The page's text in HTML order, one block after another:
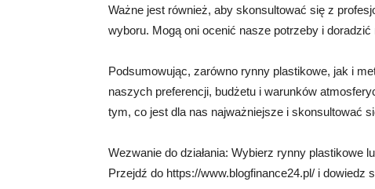
Ważne jest również, aby skonsultować się z
wyboru. Mogą oni ocenić nasze potrzeby i
Podsumowując, zarówno rynny plastikowe, jak i
naszych preferencji, budżetu i warunków
tym, co jest dla nas najważniejsze i skonsultować
Wezwanie do działania: Wybierz rynny plastikowe
Przejdź do https://www.blogfinance24.pl/ i dowiedz